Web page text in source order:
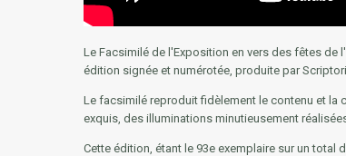
Le Facsimilé de l'Exposition en vers des fêtes de
édition signée et numérotée, produite par
Le facsimilé reproduit fidèlement le contenu et la
exquis, des illuminations minutieusement
Cette édition, étant le 93e exemplaire sur un total